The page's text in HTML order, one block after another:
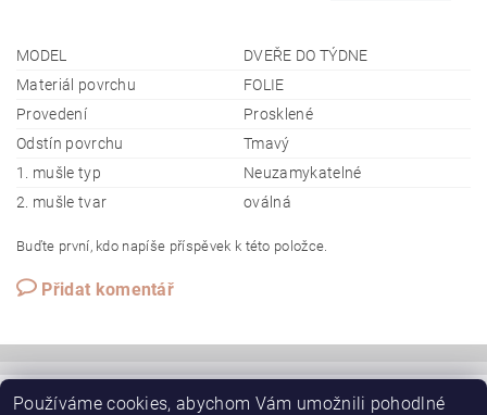
MODEL
DVEŘE DO TÝDNE
Materiál povrchu
FOLIE
Provedení
Prosklené
Odstín povrchu
Tmavý
1. mušle typ
Neuzamykatelné
2. mušle tvar
oválná
Buďte první, kdo napíše příspěvek k této položce.
Přidat komentář
Používáme cookies, abychom Vám umožnili pohodlné